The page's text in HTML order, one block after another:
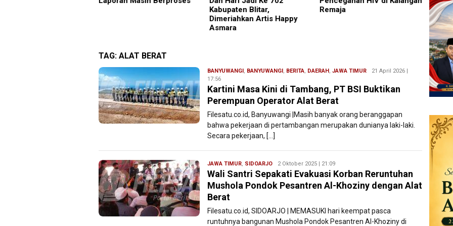
Kabupaten Blitar,
Dimeriahkan Artis Happy
Asmara
Remaja
TAG: ALAT BERAT
BANYUWANGI , BANYUWANGI , BERITA, DAERAH , JAWA TIMUR Redaksi
21 April 2026 |
17:56
Kartini Masa Kini di Tambang, PT BSI Buktikan
Perempuan Operator Alat Berat
Filesatu.co.id, Banyuwangi |Masih banyak orang beranggapan
bahwa pekerjaan di pertambangan merupakan dunianya laki-laki.
Secara pekerjaan, […]
JAWA TIMUR, SIDOARJO Ryan
Karawang
2 Oktober 2025 | 21:09
Wali Santri Sepakati Evakuasi Korban Reruntuhan
Mushola Pondok Pesantren Al-Khoziny dengan Alat
Berat
Filesatu.co.id, SIDOARJO | MEMASUKI hari keempat pasca
runtuhnya bangunan Mushola Pondok Pesantren Al-Khoziny di